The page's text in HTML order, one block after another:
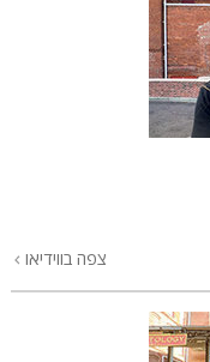
צפה בווידיאו